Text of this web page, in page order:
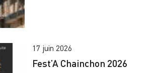
17 juin 2026
Fest’A Chainchon 2026